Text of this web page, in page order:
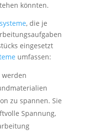
könnten.
, die je
eingesetzt
umfassen:
werden
zu spannen. Sie
Spannung,